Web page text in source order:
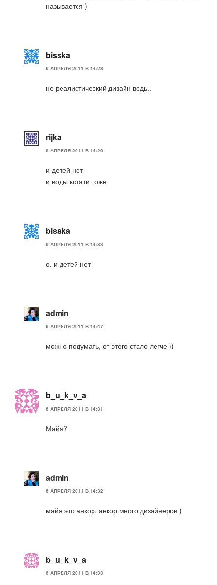
называется )
bisska
6 АПРЕЛЯ 2011 В 14:28
не реалистический дизайн ведь..
rijka
6 АПРЕЛЯ 2011 В 14:29
и детей нет
и воды кстати тоже
bisska
6 АПРЕЛЯ 2011 В 14:33
о, и детей нет
admin
6 АПРЕЛЯ 2011 В 14:47
можно подумать, от этого стало легче ))
b_u_k_v_a
6 АПРЕЛЯ 2011 В 14:31
Майя?
admin
6 АПРЕЛЯ 2011 В 14:32
майя это анкор, анкор много дизайнеров )
b_u_k_v_a
6 АПРЕЛЯ 2011 В 14:33